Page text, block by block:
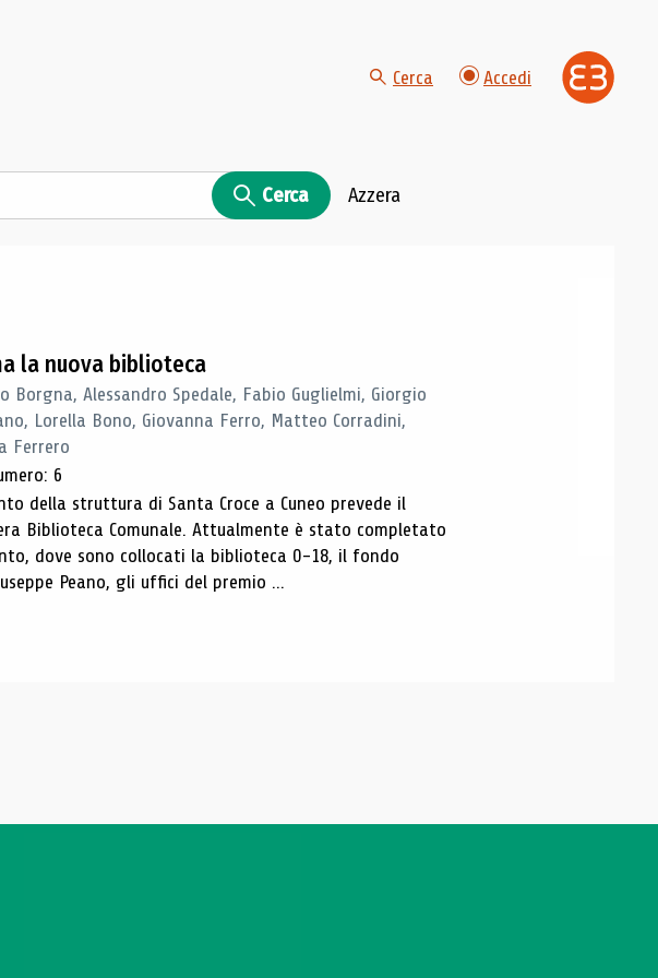
Cerca Accedi
Cerca Azzera
la nuova biblioteca
Borgna, Alessandro Spedale, Fabio Guglielmi, Giorgio
Lorella Bono, Giovanna Ferro, Matteo Corradini,
Ferrero
6
della struttura di Santa Croce a Cuneo prevede il
Biblioteca Comunale. Attualmente è stato completato
dove sono collocati la biblioteca 0-18, il fondo
Peano, gli uffici del premio ...